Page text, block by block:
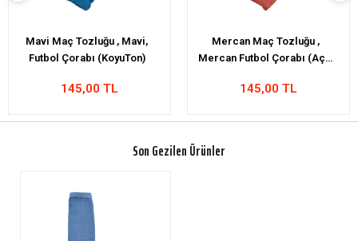
Mercan Maç Tozluğu ,
Mercan Futbol Çorabı (Açık
145,00 TL
Turuncu Maç Tozluğu ,
Turuncu Futbol Çorabı
145,00 TL
Son Gezilen Ürünler